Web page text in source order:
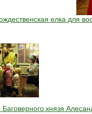
елка для
князя